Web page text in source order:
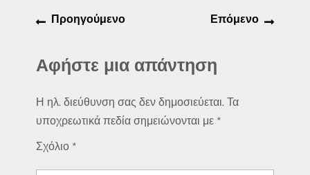
Πλοήγηση
άρθρων
ΠροηγούμενοΠροηγούμενο
Επόμενο
Αφήστε μια απάντηση
Η ηλ. διεύθυνση σας δεν δημοσιεύεται. Τα
υποχρεωτικά πεδία σημειώνονται με *
Σχόλιο *